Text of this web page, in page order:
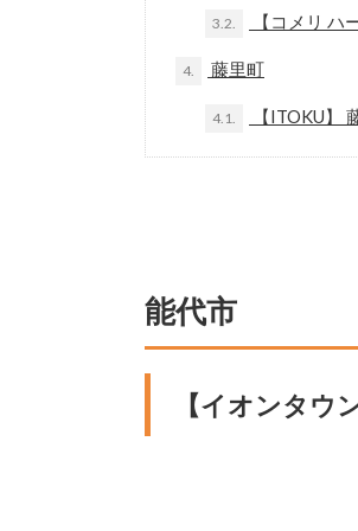
3.2. 【コメリ ハ
4. 藤里町
4.1. 【ITOKU】
能代市
【イオンタウ